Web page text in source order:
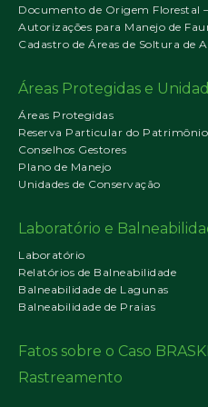
Documento de Origem Florestal
Autorizações para Manejo de
Cadastro de Áreas de Soltura de
Áreas Protegidas e
Áreas Protegidas
Reserva Particular do
Conselhos Gestores
Plano de Manejo
Unidades de Conservação
Laboratório e
Laboratório
Relatórios de Balneabilidade
Balneabilidade de Lagunas
Balneabilidade de Praias
Fatos sobre o Caso
Rastreamento